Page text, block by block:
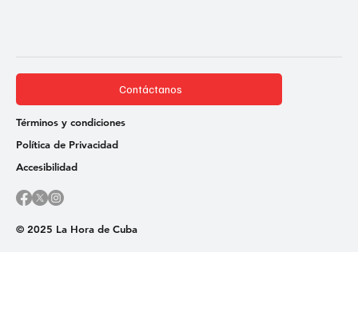
© 2025 La Hora de Cuba
Contáctanos
Términos y condiciones
Política de Privacidad
Accesibilidad